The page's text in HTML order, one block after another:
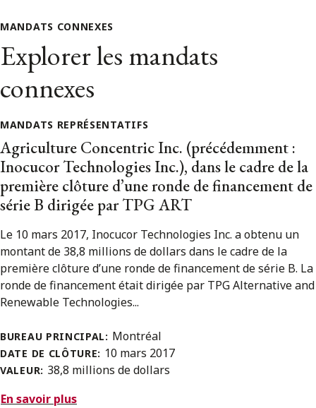
MANDATS CONNEXES
Explorer les mandats
connexes
MANDATS REPRÉSENTATIFS
Agriculture Concentric Inc. (précédemment :
Inocucor Technologies Inc.), dans le cadre de la
première clôture d’une ronde de financement de
série B dirigée par TPG ART
Le 10 mars 2017, Inocucor Technologies Inc. a obtenu un
montant de 38,8 millions de dollars dans le cadre de la
première clôture d’une ronde de financement de série B. La
ronde de financement était dirigée par TPG Alternative and
Renewable Technologies...
BUREAU PRINCIPAL: Montréal
DATE DE CLÔTURE: 10 mars 2017
VALEUR: 38,8 millions de dollars
En savoir plus